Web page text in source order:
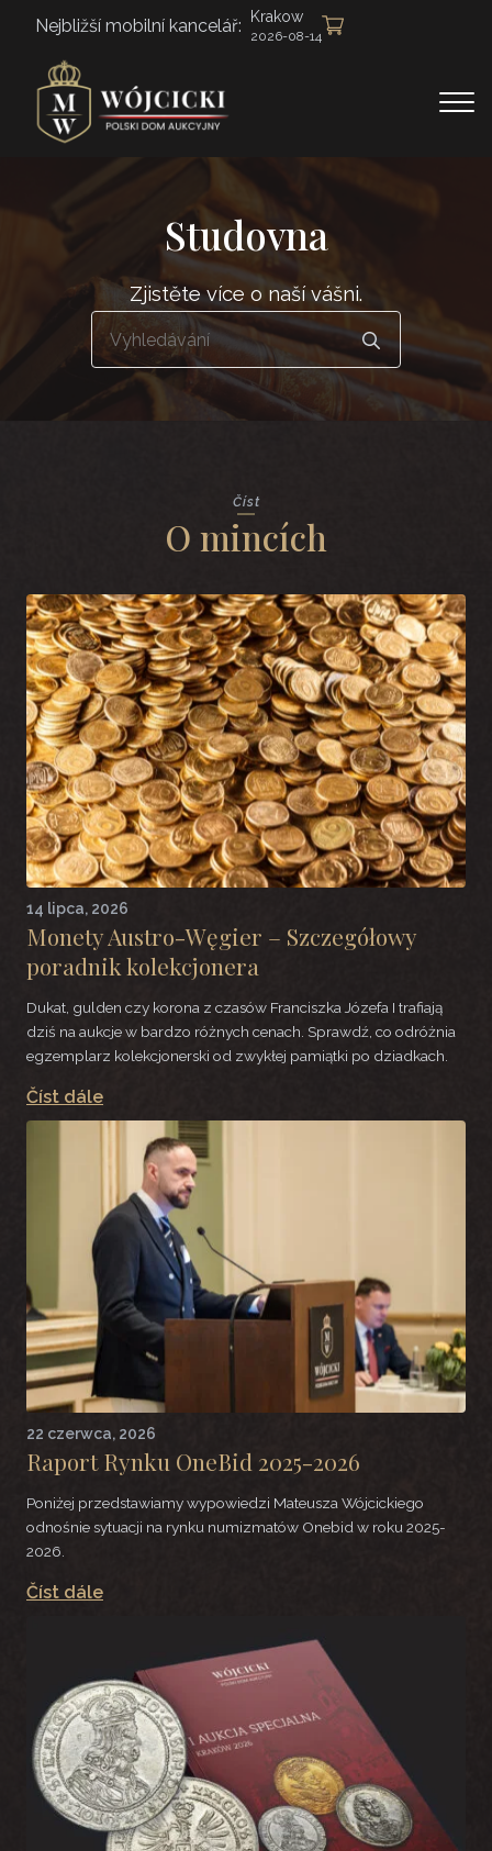
Nejbližší mobilní kancelář: Krakow
2026-08-14
Studovna
Zjistěte více o naší vášni.
Číst
O mincích
14 lipca, 2026
Monety Austro-Węgier – Szczegółowy
poradnik kolekcjonera
Dukat, gulden czy korona z czasów Franciszka Józefa I trafiają
dziś na aukcje w bardzo różnych cenach. Sprawdź, co odróżnia
egzemplarz kolekcjonerski od zwykłej pamiątki po dziadkach.
Číst dále
22 czerwca, 2026
Raport Rynku OneBid 2025-2026
Poniżej przedstawiamy wypowiedzi Mateusza Wójcickiego
odnośnie sytuacji na rynku numizmatów Onebid w roku 2025-
2026.
Číst dále